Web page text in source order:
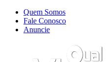
Quem Somos
Fale Conosco
Anuncie